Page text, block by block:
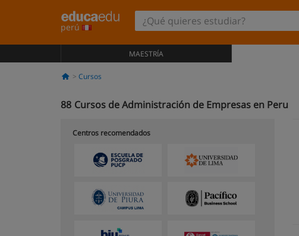
perú
MAESTRÍA
Cursos
88 Cursos de Administración de Empresas en Peru
Centros recomendados